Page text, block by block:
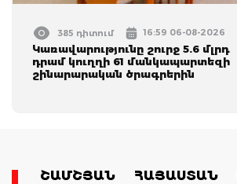
385 դիտում 16:59 06-08-2026
Կառավարությունը շուրջ 5.6 մլրդ
դրամ կուղղի 61 մանկապարտեզի
շինարարական ծրագրերին
ՇԱՄՇՅԱՆ ՀԱՅԱՍՏԱՆ